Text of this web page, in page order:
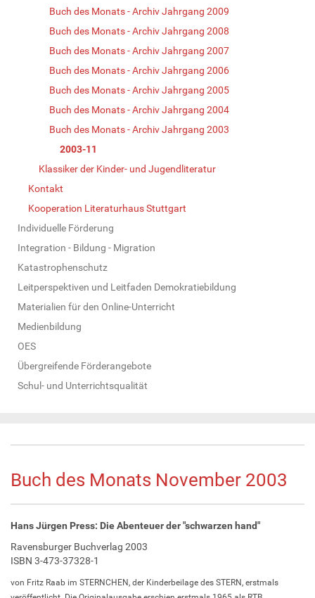
Buch des Monats - Archiv Jahrgang 2009
Buch des Monats - Archiv Jahrgang 2008
Buch des Monats - Archiv Jahrgang 2007
Buch des Monats - Archiv Jahrgang 2006
Buch des Monats - Archiv Jahrgang 2005
Buch des Monats - Archiv Jahrgang 2004
Buch des Monats - Archiv Jahrgang 2003
2003-11
Klassiker der Kinder- und Jugendliteratur
Kontakt
Kooperation Literaturhaus Stuttgart
Individuelle Förderung
Integration - Bildung - Migration
Katastrophenschutz
Leitperspektiven und Leitfaden Demokratiebildung
Materialien für den Online-Unterricht
Medienbildung
OES
Übergreifende Förderangebote
Schul- und Unterrichtsqualität
Buch des Monats November 2003
Hans Jürgen Press: Die Abenteuer der "schwarzen hand"
Ravensburger Buchverlag 2003
ISBN 3-473-37328-1
von Fritz Raab im STERNCHEN, der Kinderbeilage des STERN, erstmals